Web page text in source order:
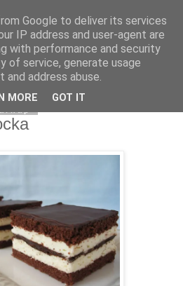
Google to deliver its services
IP address and user-agent are
with performance and security
of service, generate usage
address abuse.
MORE GOT IT